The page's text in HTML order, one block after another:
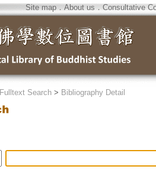
Site map．About us ． Consultative
Fulltext Search > Bibliography Detail